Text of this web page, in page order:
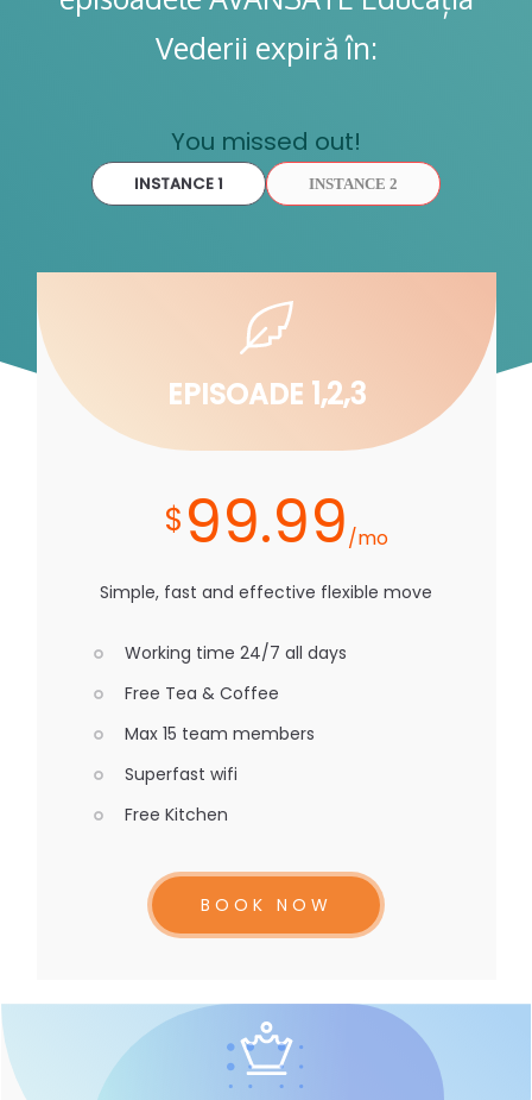
Vederii expiră în:
You missed out!
INSTANCE 1 INSTANCE 2
EPISOADE 1,2,3
$99.99/mo
Simple, fast and effective flexible move
Working time 24/7 all days
Free Tea & Coffee
Max 15 team members
Superfast wifi
Free Kitchen
BOOK NOW